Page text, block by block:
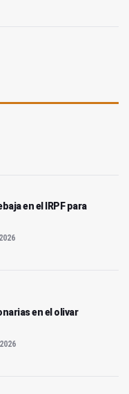
en el IRPF para
en el olivar